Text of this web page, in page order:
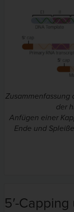
der
Anfügen einer
Ende und
5′-